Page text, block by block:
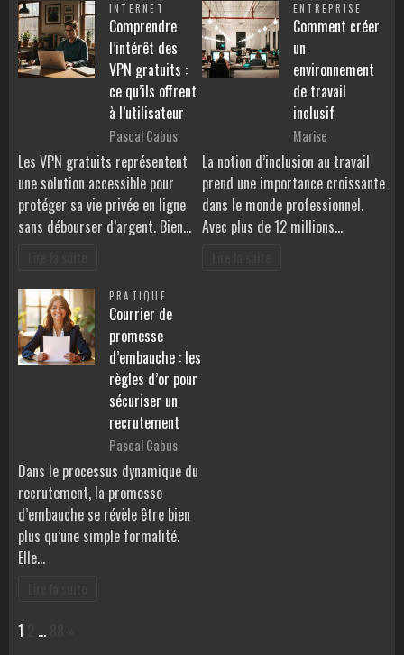
INTERNET
Comprendre
l’intérêt des
VPN gratuits :
ce qu’ils offrent
à l’utilisateur
Pascal Cabus
Les VPN gratuits représentent
une solution accessible pour
protéger sa vie privée en ligne
sans débourser d’argent. Bien…
ENTREPRISE
Comment créer
un
environnement
de travail
inclusif
Marise
La notion d’inclusion au travail
prend une importance croissante
dans le monde professionnel.
Avec plus de 12 millions…
PRATIQUE
Courrier de
promesse
d’embauche : les
règles d’or pour
sécuriser un
recrutement
Pascal Cabus
Dans le processus dynamique du
recrutement, la promesse
d’embauche se révèle être bien
plus qu’une simple formalité.
Elle…
Page:
1 …